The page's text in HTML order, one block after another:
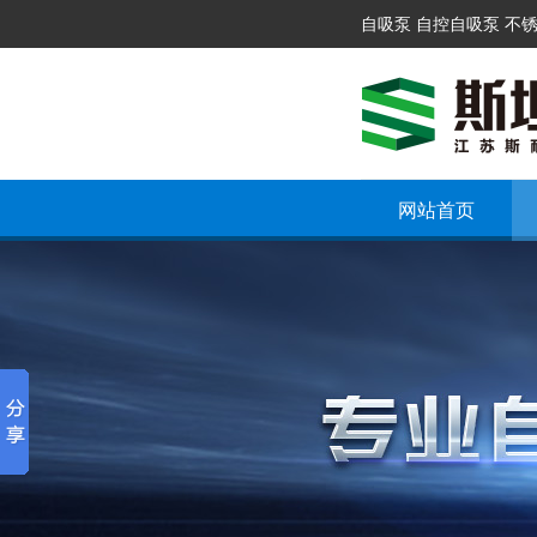
自吸泵 自控自吸泵 不
网站首页